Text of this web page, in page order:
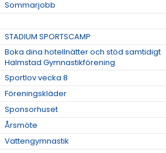
Sommarjobb
STADIUM SPORTSCAMP
Boka dina hotellnätter och stöd samtidigt
Halmstad Gymnastikförening
Sportlov vecka 8
Föreningskläder
Sponsorhuset
Årsmöte
Vattengymnastik